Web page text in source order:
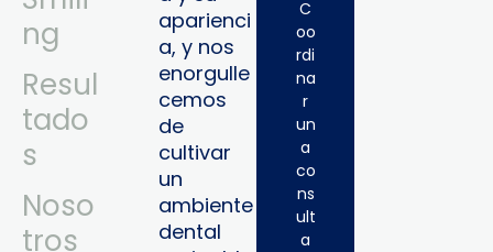
ng
Resul
tado
s
Noso
tros
aparienci
a, y nos
enorgulle
cemos
de
cultivar
un
ambiente
dental
C
oo
rdi
na
r
un
a
co
ns
ult
a